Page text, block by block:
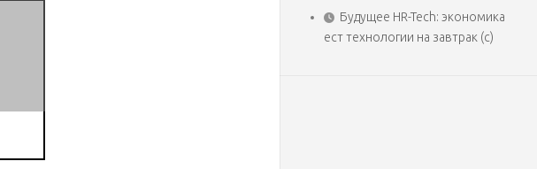
Будущее HR-Tech: экономика
ест технологии на завтрак (с)